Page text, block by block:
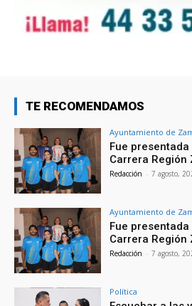
TE RECOMENDAMOS
Ayuntamiento de
Fue
Carrera Región
Redacción - 7 agosto,
Ayuntamiento de
Fue
Carrera Región
Redacción - 7 agosto,
Política